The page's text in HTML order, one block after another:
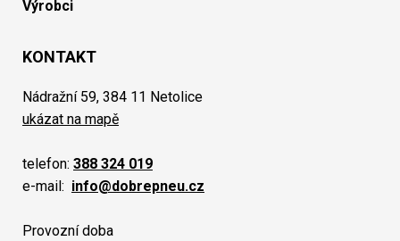
Výrobci
KONTAKT
Nádražní 59, 384 11 Netolice
ukázat na mapě
telefon: 388 324 019
e-mail: info@dobrepneu.cz
Provozní doba